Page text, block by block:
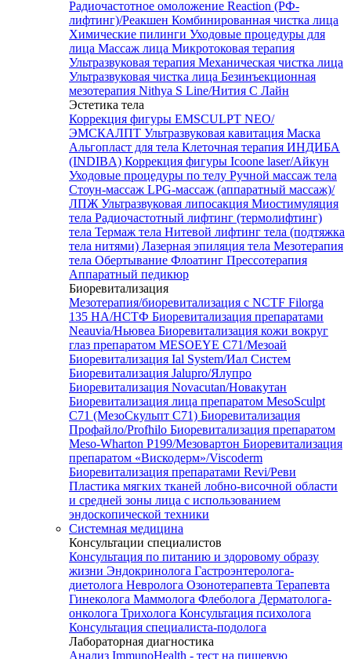
Радиочастотное омоложение Reaction (РФ-
лифтинг)/Реакшен Комбинированная чистка лица
Химические пилинги Уходовые процедуры для
лица Массаж лица Микротоковая терапия
Ультразвуковая терапия Механическая чистка лица
Ультразвуковая чистка лица Безинъекционная
мезотерапия Nithya S Line/Нития С Лайн
Эстетика тела
Коррекция фигуры EMSCULPT NEO/
ЭМСКАЛПТ Ультразвуковая кавитация Маска
Альгопласт для тела Клеточная терапия ИНДИБА
(INDIBA) Коррекция фигуры Icoone laser/Айкун
Уходовые процедуры по телу Ручной массаж тела
Стоун-массаж LPG-массаж (аппаратный массаж)/
ЛПЖ Ультразвуковая липосакция Миостимуляция
тела Радиочастотный лифтинг (термолифтинг)
тела Термаж тела Нитевой лифтинг тела (подтяжка
тела нитями) Лазерная эпиляция тела Мезотерапия
тела Обертывание Флоатинг Прессотерапия
Аппаратный педикюр
Биоревитализация
Мезотерапия/биоревитализация с NCTF Filorga
135 HA/НСТФ Биоревитализация препаратами
Neauvia/Ньювеа Биоревитализация кожи вокруг
глаз препаратом MESOEYE C71/Мезоай
Биоревитализация Ial System/Иал Систем
Биоревитализация Jalupro/Ялупро
Биоревитализация Novacutan/Новакутан
Биоревитализация лица препаратом MesoSculpt
C71 (МезоСкульпт С71) Биоревитализация
Профайло/Profhilo Биоревитализация препаратом
Meso-Wharton P199/Мезовартон Биоревитализация
препаратом «Вискодерм»/Viscoderm
Биоревитализация препаратами Revi/Реви
Пластика мягких тканей лобно-височной области
и средней зоны лица с использованием
эндоскопической техники
Системная медицина
Консультации специалистов
Консультация по питанию и здоровому образу
жизни Эндокринолога Гастроэнтеролога-
диетолога Невролога Озонотерапевта Терапевта
Гинеколога Маммолога Флеболога Дерматолога-
онколога Трихолога Консультация психолога
Консультация специалиста-подолога
Лабораторная диагностика
Анализ ImmunoHealth - тест на пищевую